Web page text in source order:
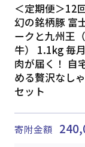
＜定期便＞12
幻の銘柄豚 富
ークと九州王
牛） 1.1kg 毎
肉が届く！ 自
める贅沢なし
セット
寄附金額